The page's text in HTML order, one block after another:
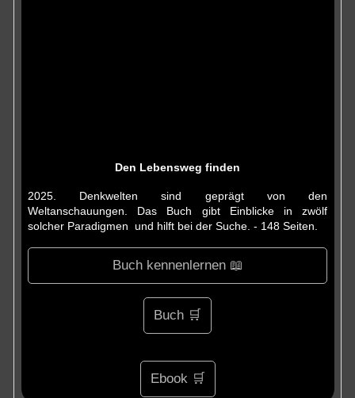
Den Lebensweg finden
2025. Denkwelten sind geprägt von den
Weltanschauungen. Das Buch gibt Einblicke in zwölf
solcher Paradigmen und hilft bei der Suche. - 148 Seiten.
Buch kennenlernen 📖
Buch 🛒
Ebook 🛒